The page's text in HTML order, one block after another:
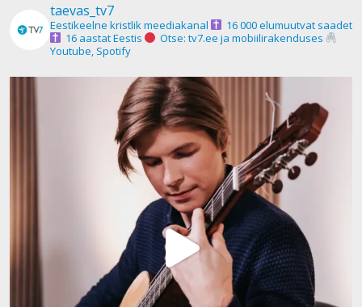
taevas_tv7
Eestikeelne kristlik meediakanal
16 000 elumuutvat saadet
16 aastat Eestis
Otse: tv7.ee ja mobiilirakenduses
Youtube, Spotify